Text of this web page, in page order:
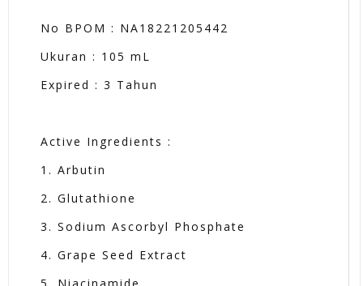
No BPOM : NA18221205442
Ukuran : 105 mL
Expired : 3 Tahun
Active Ingredients :
1. Arbutin
2. Glutathione
3. Sodium Ascorbyl Phosphate
4. Grape Seed Extract